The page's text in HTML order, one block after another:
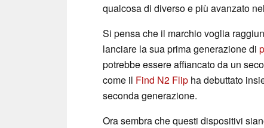
qualcosa di diverso e più avanzato
Si pensa che il marchio voglia
lanciare la sua prima generazione di
potrebbe essere affiancato da un
come il Find N2 Flip ha debuttato
seconda generazione.
Ora sembra che questi dispositivi